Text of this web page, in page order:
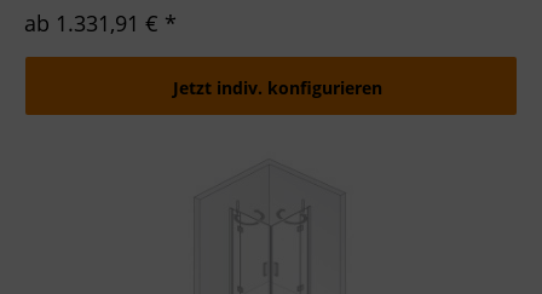
ab 1.331,91 € *
Jetzt indiv. konfigurieren